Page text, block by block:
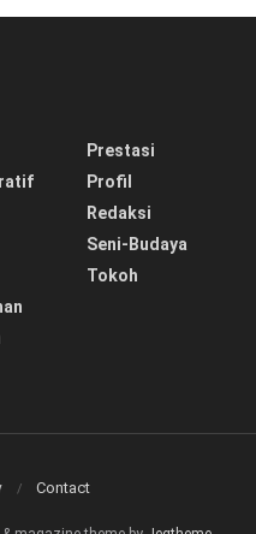
Prestasi
Profil
Redaksi
Seni-Budaya
Tokoh
Contact